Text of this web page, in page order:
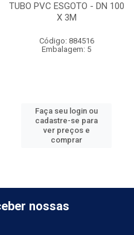
TUBO PVC ESGOTO - DN 100
X 3M
Código: 884516
Embalagem: 5
Faça seu login ou
cadastre-se para
ver preços e
comprar
nossas